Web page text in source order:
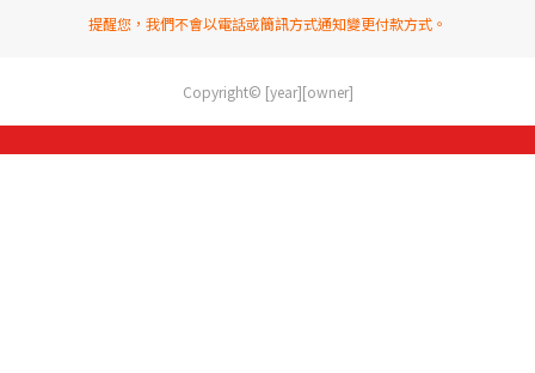
提醒您，我們不會以電話或簡訊方式通知變更付款方式。
Copyright© [year][owner]